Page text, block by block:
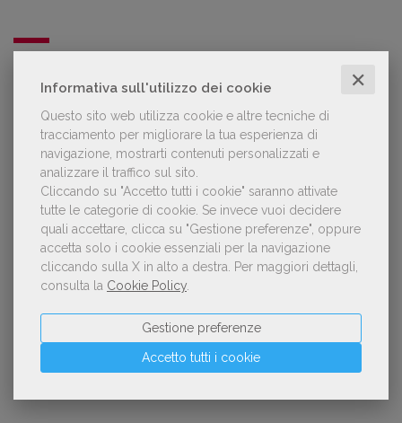
Informativa sull'utilizzo dei cookie ✕
Questo sito web utilizza cookie e altre tecniche di
tracciamento per migliorare la tua esperienza di
navigazione, mostrarti contenuti personalizzati e
analizzare il traffico sul sito.
Cliccando su "Accetto tutti i cookie" saranno attivate
tutte le categorie di cookie. Se invece vuoi decidere
quali accettare, clicca su "Gestione preferenze", oppure
accetta solo i cookie essenziali per la navigazione
cliccando sulla X in alto a destra.
Per maggiori dettagli,
consulta la Cookie Policy
Accetto tutti i cookie
Gestione preferenze
Forse è il momento di cambiare prospettiva
sull’intelligenza artificiale
Kobo ha rifiutato il 45% dei testi ricevuti per
sospetto utilizzo dell’IA
«La voce umana? Ha un valore aggiunto
impareggiabile». Simona Musmeci, product
manager ebook e audiolibri